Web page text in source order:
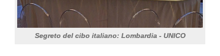
Segreto del cibo italiano: Lombardia - UNICO